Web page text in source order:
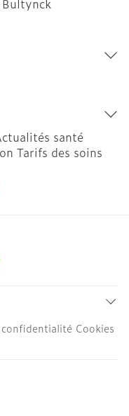
Bultynck
santé
Tarifs des soins
Cookies